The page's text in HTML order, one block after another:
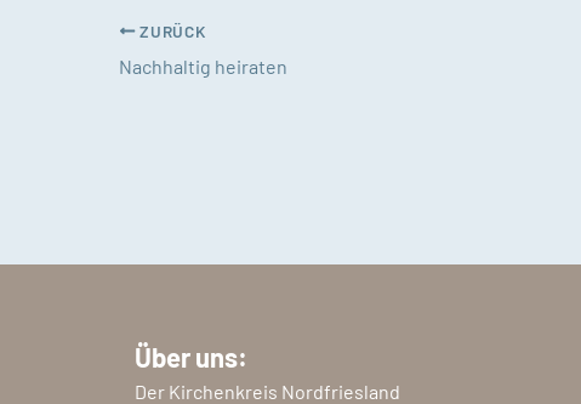
ZURÜCK
Nachhaltig heiraten
Über uns:
Der Kirchenkreis Nordfriesland